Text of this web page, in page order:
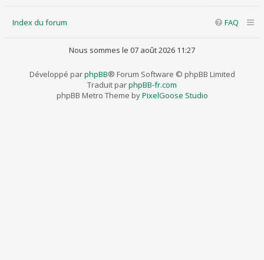
Index du forum FAQ
Nous sommes le 07 août 2026 11:27
Développé parphpBB® Forum Software © phpBB Limited
Traduit parphpBB-fr.com
phpBB Metro Theme byPixelGoose Studio